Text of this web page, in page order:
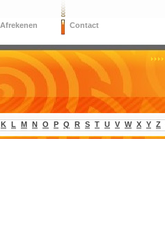
Afrekenen Contact
K L M N O P Q R S T U V W X Y Z